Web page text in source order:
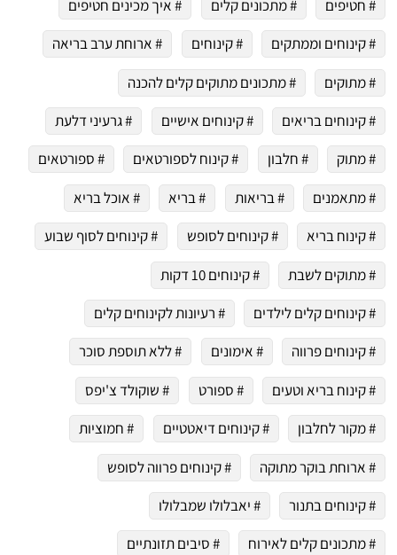
# חטיפים # מתכונים קלים
# איך מכינים חטיפים
# קינוחים וממתקים
# קינוחים
# ארוחת ערב בריאה
# מתוקים
# מתכונים מתוקים קלים להכנה
# קינוחים בריאים
# קינוחים אישיים
# גרעיני דלעת
# מתוק
# חלבון # קינוח לספורטאים
# ספורטאים
# מתאמנים
# בריאות # בריא
# אוכל בריא
# קינוח בריא
# קינוחים לסופש
# קינוחים לסוף שבוע
# מתוקים לשבת
# קינוחים 10 דקות
# קינוחים קלים לילדים
# רעיונות לקינוחים קלים
# קינוחים פרווה
# אימונים
# ללא תוספת סוכר
# קינוח בריא וטעים
# ספורט
# שוקולד צ'יפס
# מקור לחלבון
# קינוחים דיאטטיים
# חמוציות
# ארוחת בוקר מתוקה
# קינוחים פרווה לסופש
# קינוחים בתנור
# יאבלולו שמבלולו
# מתכונים קלים לאירוח
# סיבים תזונתיים